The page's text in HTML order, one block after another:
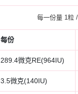
每一份量 1粒
每份
289.4微克RE(964IU)
3.5微克(140IU)